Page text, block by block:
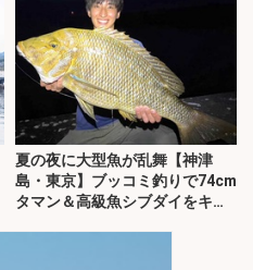
夏の夜に大型魚が乱舞【神津
島・東京】ブッコミ釣りで74cm
タマン＆高級魚シブダイをキャ